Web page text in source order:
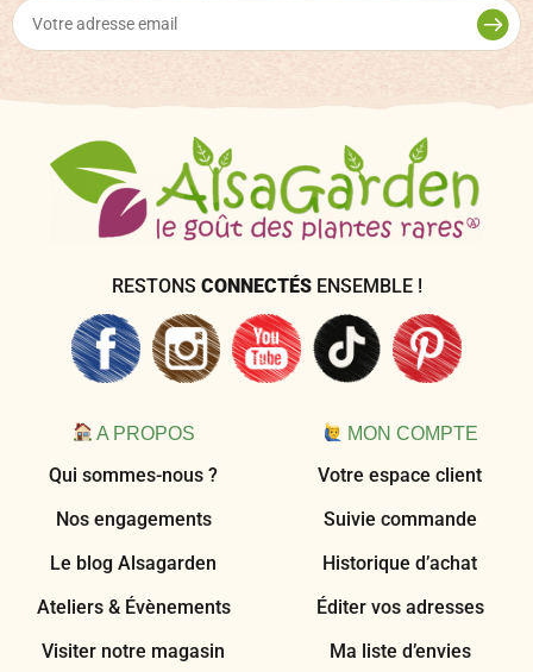
RESTONS CONNECTÉS ENSEMBLE !
A PROPOS
Qui sommes-nous ?
Nos engagements
Le blog Alsagarden
Ateliers & Évènements
Visiter notre magasin
MON COMPTE
Votre espace client
Suivie commande
Historique d’achat
Éditer vos adresses
Ma liste d’envies